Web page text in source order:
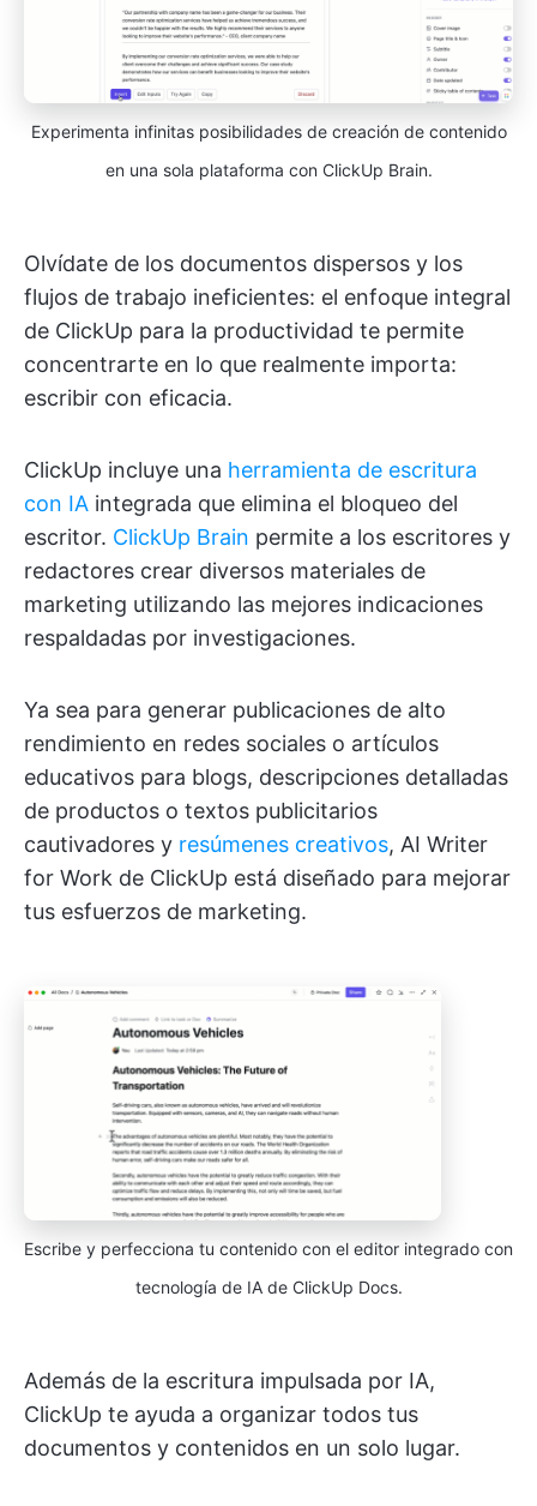
Experimenta infinitas posibilidades de creación de contenido
en una sola plataforma con ClickUp Brain.
Olvídate de los documentos dispersos y los
flujos de trabajo ineficientes: el enfoque integral
de ClickUp para la productividad te permite
concentrarte en lo que realmente importa:
escribir con eficacia.
ClickUp incluye una herramienta de escritura
con IA integrada que elimina el bloqueo del
escritor. ClickUp Brain permite a los escritores y
redactores crear diversos materiales de
marketing utilizando las mejores indicaciones
respaldadas por investigaciones.
Ya sea para generar publicaciones de alto
rendimiento en redes sociales o artículos
educativos para blogs, descripciones detalladas
de productos o textos publicitarios
cautivadores y resúmenes creativos, AI Writer
for Work de ClickUp está diseñado para mejorar
tus esfuerzos de marketing.
Escribe y perfecciona tu contenido con el editor integrado con
tecnología de IA de ClickUp Docs.
Además de la escritura impulsada por IA,
ClickUp te ayuda a organizar todos tus
documentos y contenidos en un solo lugar.